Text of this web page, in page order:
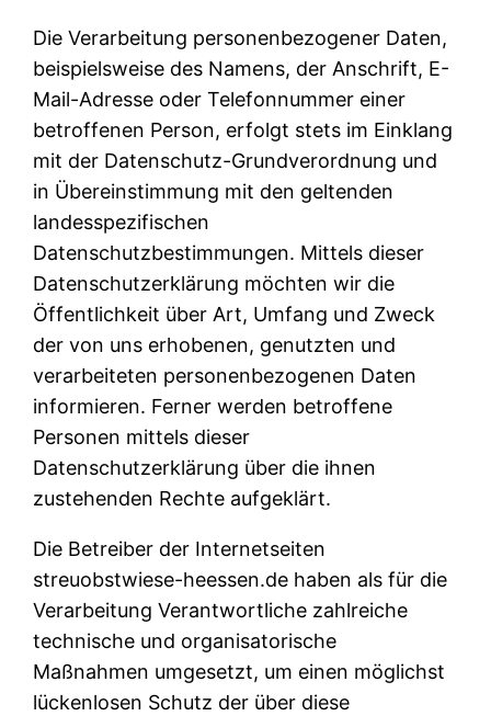
Die Verarbeitung personenbezogener Daten,
beispielsweise des Namens, der Anschrift, E-
Mail-Adresse oder Telefonnummer einer
betroffenen Person, erfolgt stets im Einklang
mit der Datenschutz-Grundverordnung und
in Übereinstimmung mit den geltenden
landesspezifischen
Datenschutzbestimmungen. Mittels dieser
Datenschutzerklärung möchten wir die
Öffentlichkeit über Art, Umfang und Zweck
der von uns erhobenen, genutzten und
verarbeiteten personenbezogenen Daten
informieren. Ferner werden betroffene
Personen mittels dieser
Datenschutzerklärung über die ihnen
zustehenden Rechte aufgeklärt.
Die Betreiber der Internetseiten
streuobstwiese-heessen.de haben als für die
Verarbeitung Verantwortliche zahlreiche
technische und organisatorische
Maßnahmen umgesetzt, um einen möglichst
lückenlosen Schutz der über diese